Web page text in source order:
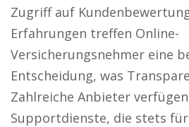
Zugriff auf
Erfahrungen treffen Online-
Versicherungsnehmer eine
Entscheidung, was
Zahlreiche Anbieter
Supportdienste, die stets